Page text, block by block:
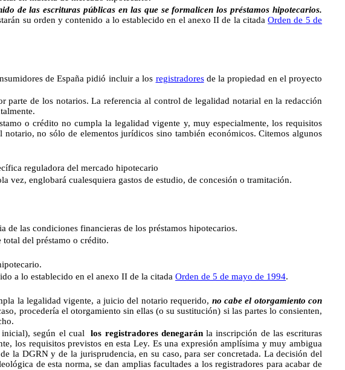
las escrituras públicas en las que se formalicen los préstamos hipotecarios.
su orden y contenido a lo establecido en el anexo II de la citadaOrden de 5 de
de España pidió incluir a los registradoresde la propiedad en el proyecto
parte de los notarios. La referencia al control de legalidad notarial en la redacción
o crédito no cumpla la legalidad vigente y, muy especialmente, los requisitos
no sólo de elementos jurídicos sino también económicos. Citemos algunos
reguladora del mercado hipotecario
englobará cualesquiera gastos de estudio, de concesión o tramitación.
de las condiciones financieras de los préstamos hipotecarios.
del préstamo o crédito.
a lo establecido en el anexo II de la citada Orden de 5 de mayo de 1994.
la legalidad vigente, a juicio del notario requerido, no cabe el otorgamiento con
procedería el otorgamiento sin ellas (o su sustitución) si las partes lo consienten,
según el cuallos registradores denegaránla inscripción de las escrituras
los requisitos previstos en esta Ley. Es una expresión amplísima y muy ambigua
la DGRN y de la jurisprudencia, en su caso, para ser concretada. La decisión del
de esta norma, se dan amplias facultades a los registradores para acabar de